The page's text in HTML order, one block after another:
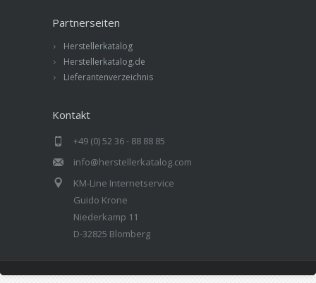
Partnerseiten
Herstellerkatalog
Herstellerkatalog.de
Lieferantenverzeichnis
Kontakt
+49 (0) 52 36 - 88 88 85
info@herstellerkatalog.com
KM-Line Internetservice
Guido Krone
Niederkamp 11
D-32825 Blomberg